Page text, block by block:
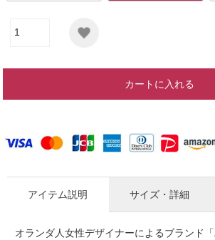
カートに入れる
アイテム説明
オランダ人女性デザイナーによるブランド
サイズ・詳細